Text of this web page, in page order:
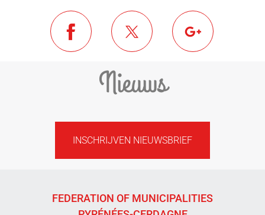
Nieuws
INSCHRIJVEN NIEUWSBRIEF
FEDERATION OF MUNICIPALITIES